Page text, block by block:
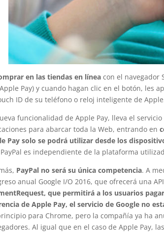
en las tiendas en línea con el navegador
Pay) y cuando hagan clic en el botón, les
ID de su teléfono o reloj inteligente de
funcionalidad de Apple Pay, lleva el
para abarcar toda la Web, entrando en
Pay solo se podrá utilizar desde los
es independiente de la plataforma
PayPal no será su única competencia. A
anual Google I/O 2016, que ofrecerá una
que permitirá a los usuarios
de Apple Pay, el servicio de Google no
para Chrome, pero la compañía ya ha
Al igual que en el caso de Apple Pay,